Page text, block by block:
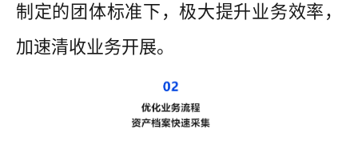
制定的团体标准下，极大提升业务效率，
加速清收业务开展。